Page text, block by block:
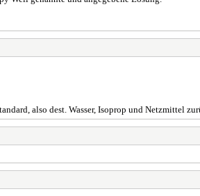
also dest. Wasser, Isoprop und Netzmittel